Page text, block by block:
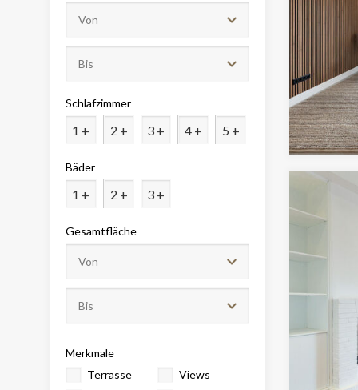
Schlafzimmer
1 + 2 + 3 + 4 + 5 +
Bäder
1 + 2 + 3 +
Gesamtfläche
Merkmale
Terrasse
Views
Diese
dass
Sie
durch
Diese
seiner
auf